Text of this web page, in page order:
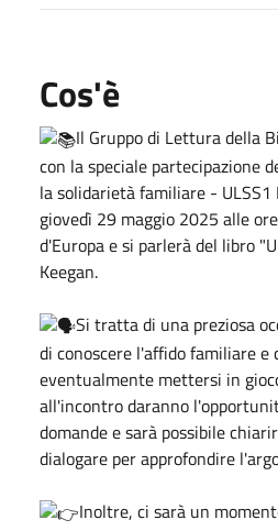
Cos'è
Il Gruppo di Lettura della
con la speciale partecipazione
la solidarietà familiare -
giovedì 29 maggio 2025 alle
d'Europa e si parlerà del libro
Keegan.
Si tratta di una preziosa
di conoscere l'affido familiare e
eventualmente mettersi in
all'incontro daranno
domande e sarà possibile
dialogare per approfondire
Inoltre, ci sarà un